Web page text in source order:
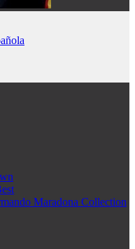
Maradona Collection